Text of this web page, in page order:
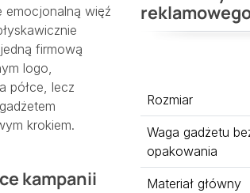
emocjonalną więź
firmową
logo,
półce, lecz
krokiem.
kampanii
Rozmiar
Waga gadżetu
opakowania
Materiał główny